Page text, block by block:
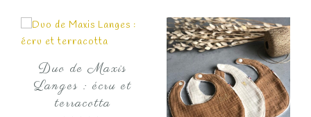
Duo de Maxis
Langes : écru et
terracotta